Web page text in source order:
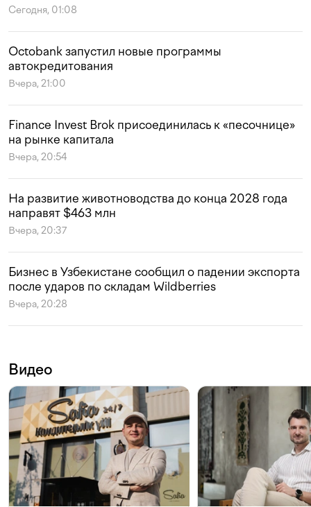
Сегодня, 01:08
Octobank запустил новые программы
автокредитования
Вчера, 21:00
Finance Invest Brok присоединилась к «песочнице»
на рынке капитала
Вчера, 20:54
На развитие животноводства до конца 2028 года
направят $463 млн
Вчера, 20:37
Бизнес в Узбекистане сообщил о падении экспорта
после ударов по складам Wildberries
Вчера, 20:28
Видео